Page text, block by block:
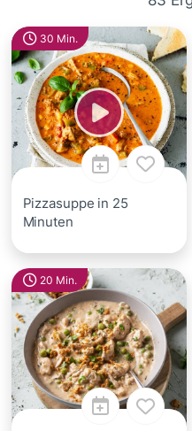
30 Min.
Pizzasuppe in 25
Minuten
20 Min.